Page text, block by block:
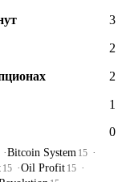
3
2
2
1
0
Bitcoin System 15
15 Oil Profit 15